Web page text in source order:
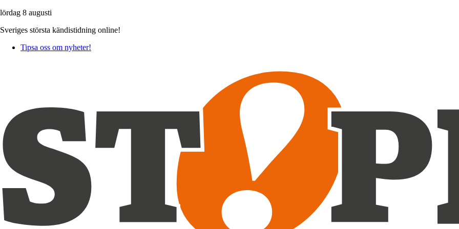
lördag 8 augusti
Sveriges största kändistidning online!
Tipsa oss om nyheter!